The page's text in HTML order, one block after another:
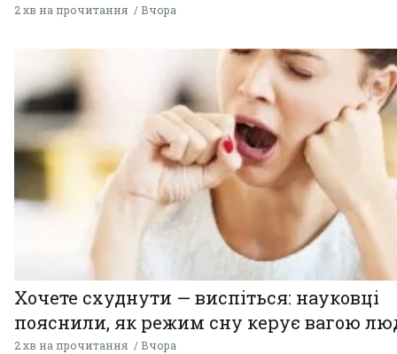
2 хв на прочитання Вчора
Хочете схуднути — виспіться: науковці
пояснили, як режим сну керує вагою
2 хв на прочитання Вчора